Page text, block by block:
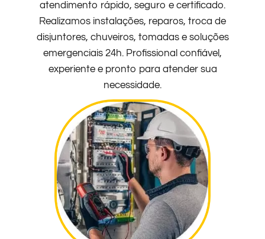
atendimento rápido, seguro e certificado.
Realizamos instalações, reparos, troca de
disjuntores, chuveiros, tomadas e soluções
emergenciais 24h. Profissional confiável,
experiente e pronto para atender sua
necessidade.